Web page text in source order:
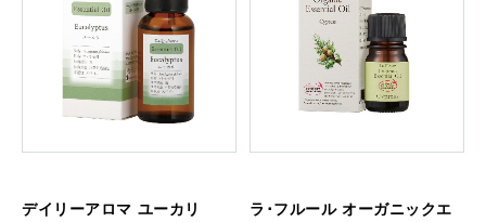
デイリーアロマ ユーカリ
ラ･フルール オーガニックエ